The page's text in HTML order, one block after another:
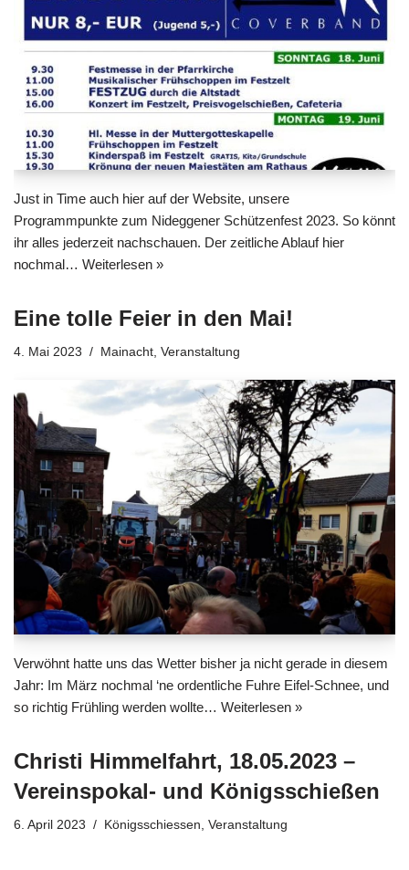
Just in Time auch hier auf der Website, unsere
Programmpunkte zum Nideggener Schützenfest 2023. So könnt
ihr alles jederzeit nachschauen. Der zeitliche Ablauf hier
nochmal… Weiterlesen »
Eine tolle Feier in den Mai!
4. Mai 2023 Mainacht, Veranstaltung
Verwöhnt hatte uns das Wetter bisher ja nicht gerade in diesem
Jahr: Im März nochmal ‘ne ordentliche Fuhre Eifel-Schnee, und
so richtig Frühling werden wollte… Weiterlesen »
Christi Himmelfahrt, 18.05.2023 –
Vereinspokal- und Königsschießen
6. April 2023 Königsschiessen Veranstaltung